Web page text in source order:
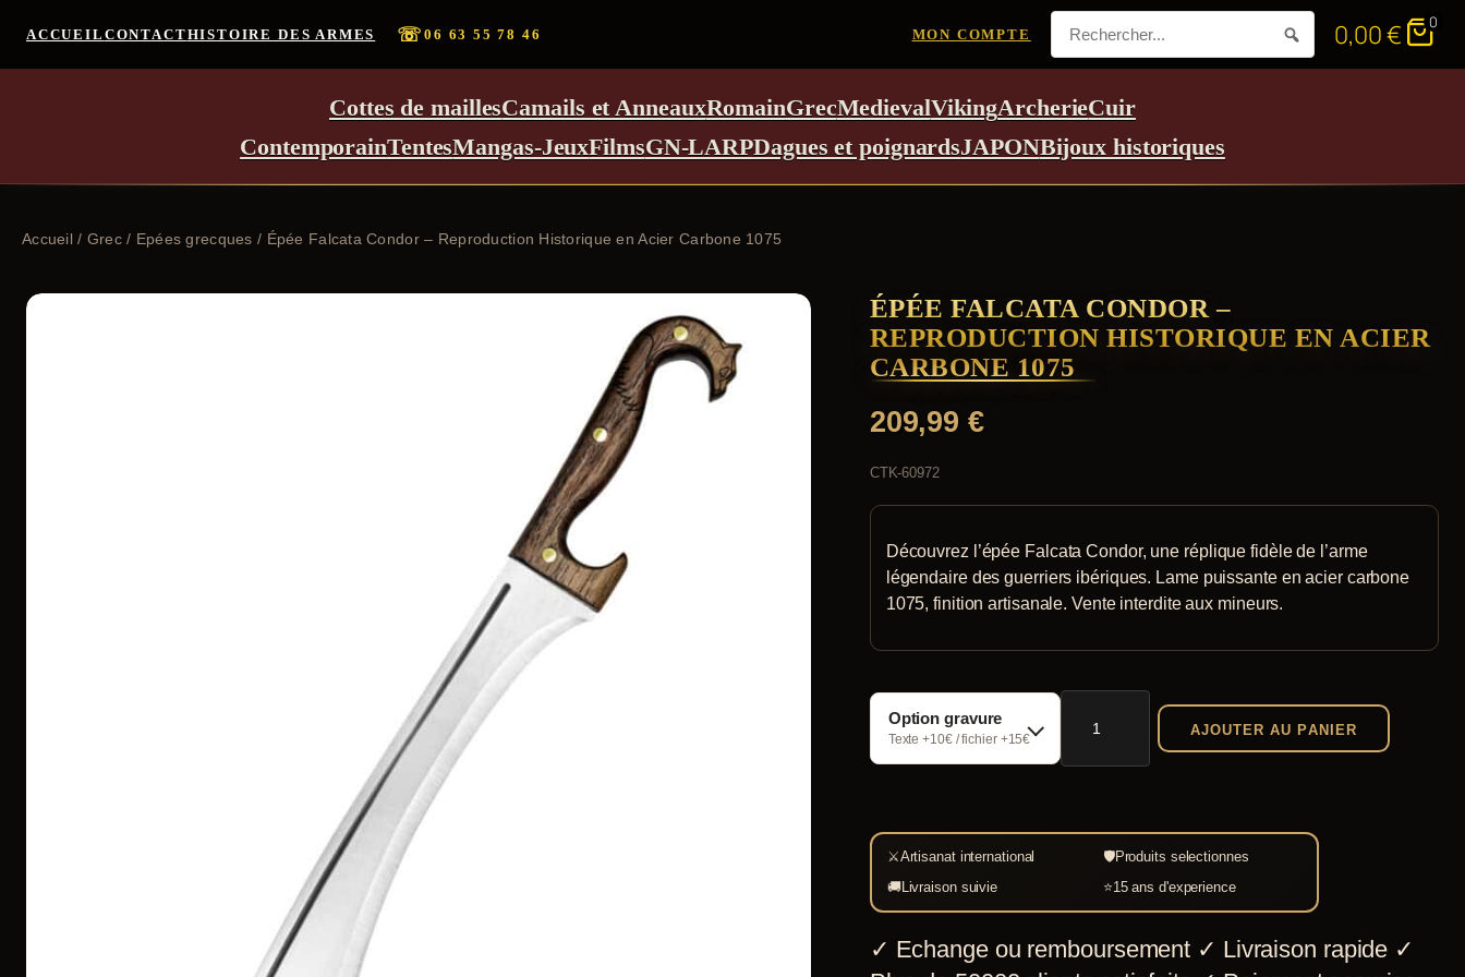
ACCUEIL CONTACTHISTOIRE DES ARMES ☏06 63 55 78 46 MON COMPTE 0,00€ 0
Cottes de maillesCamails et AnneauxRomainGrecMedievalVikingArcherieCuir
ContemporainTentesMangas-JeuxFilmsGN-LARPDagues et poignardsJAPONBijoux historiques
Accueil/ Grec/ Epées grecques / Épée Falcata Condor – Reproduction Historique en Acier Carbone 1075
ÉPÉE FALCATA CONDOR –
REPRODUCTION HISTORIQUE EN ACIER
CARBONE 1075
209,99€
CTK-60972
Découvrez l’épée Falcata Condor, une réplique fidèle de l’arme
légendaire des guerriers ibériques. Lame puissante en acier carbone
1075, finition artisanale. Vente interdite aux mineurs.
Option gravure
Texte +10€ / fichier +15€
quantité
Épée
Condor
Reproduction
Historique
en
AJOUTER AU PANIER
⚔Artisanat international 🛡Produits selectionnes
🚚Livraison suivie ⭐15 ans d'experience
✓ Echange ou remboursement ✓ Livraison rapide ✓